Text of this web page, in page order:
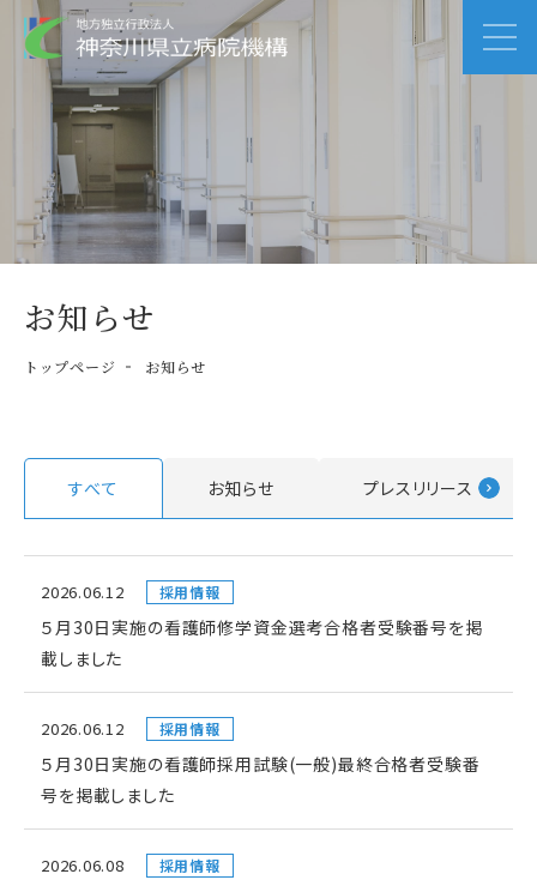
お知らせ
トップページ お知らせ
すべて お知らせ プレスリリース
2026.06.12 採用情報
５月30日実施の看護師修学資金選考合格者受験番号を掲
載しました
2026.06.12 採用情報
５月30日実施の看護師採用試験(一般)最終合格者受験番
号を掲載しました
2026.06.08 採用情報